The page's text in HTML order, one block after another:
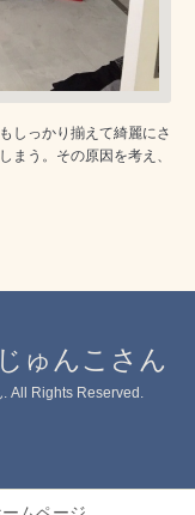
しっかり揃えて綺麗にさ
まう。その原因を考え、
ゅんこさん
. All Rights Reserved.